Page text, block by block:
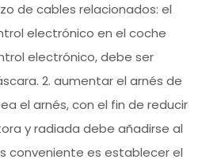
de cables relacionados: el
electrónico en el coche
electrónico, debe ser
2. aumentar el arnés de
el arnés, con el fin de reducir
y radiada debe añadirse al
conveniente es establecer el